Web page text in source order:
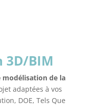
3D/BIM
modélisation de la
adaptées à vos
DOE, Tels Que